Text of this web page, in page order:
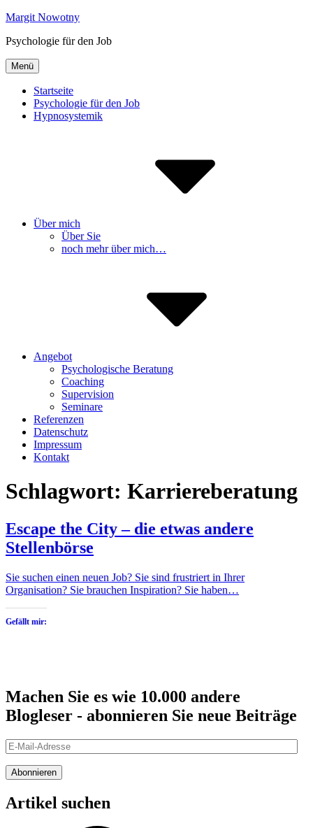
Inhalte
Margit Nowotny
Psychologie für den Job
Menü
Startseite
Psychologie für den Job
Hypnosystemik
Über mich
Über Sie
noch mehr über mich…
Angebot
Psychologische Beratung
Coaching
Supervision
Seminare
Referenzen
Datenschutz
Impressum
Kontakt
Schlagwort: Karriereberatung
Escape the City – die etwas andere
Stellenbörse
Sie suchen einen neuen Job? Sie sind frustriert in Ihrer
Organisation? Sie brauchen Inspiration? Sie haben…
Gefällt mir:
Machen Sie es wie 10.000 andere
Blogleser - abonnieren Sie neue Beiträge
E-
Mail-
Adresse
Abonnieren
Artikel suchen